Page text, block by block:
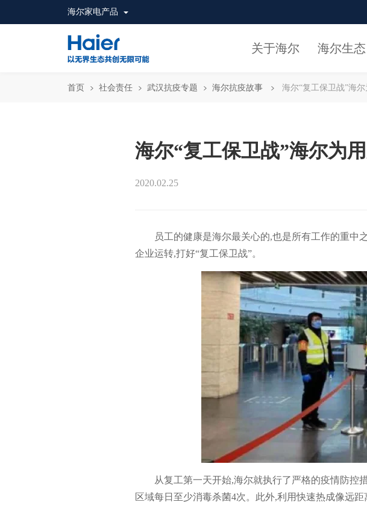
海尔家电产品
关于海尔 海尔生态
首页 社会责任 武汉抗疫专题 海尔抗疫故事 海尔“复工保卫战”海
海尔“复工保卫战”海尔为
2020.02.25
员工的健康是海尔最关心的,也是所有工作的重中
企业运转,打好“复工保卫战”。
从复工第一天开始,海尔就执行了严格的疫情防控
区域每日至少消毒杀菌4次。此外,利用快速热成像远